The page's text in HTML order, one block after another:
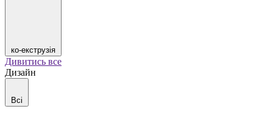
ко-екструзія
Дивитись все
Дизайн
Всі